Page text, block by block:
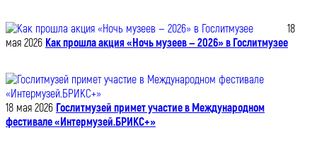
18
мая 2026 Как прошла акция «Ночь музеев — 2026» в Гослитмузее
18 мая 2026 Гослитмузей примет участие в Международном
фестивале «Интермузей.БРИКС+»